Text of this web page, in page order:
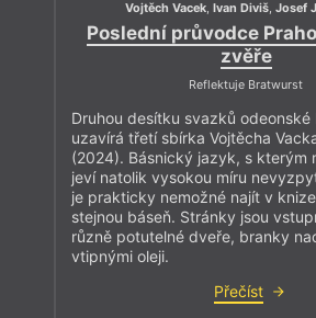
Vojtěch Vacek, Ivan Diviš, Josef
Poslední průvodce
zvěře
Reflektuje Bratwurst
Druhou desítku svazků odeonské
uzavírá třetí sbírka Vojtěcha
(2024). Básnický jazyk, s kterým
jeví natolik vysokou míru
je prakticky nemožné najít v
stejnou báseň. Stránky jsou
různě potutelné dveře, branky
vtipnými oleji.
Přečíst